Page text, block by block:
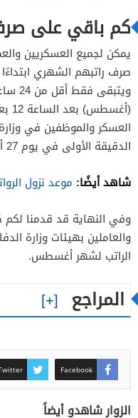
كم باقي على
يمكن لجميع العسكريين
(أغسطس) بعد الساعة 12 بعد منتصف ليل اليوم
العسكر والموظفين في
الدقيقة الأولى في يوم 27 أغسطس.
شاهد أيضًا: موعد نزول
وفي النهاية قد قدمنا
والعاملين بهيئات وزارة
الراتب لشهر أغسطس.
المراجع
Facebook
الزوار شاهدو أيضاً